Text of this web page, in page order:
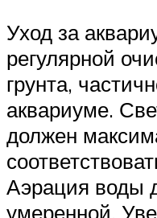
Уход за
регулярной
грунта,
аквариуме.
должен
Аэрация воды
умеренной.